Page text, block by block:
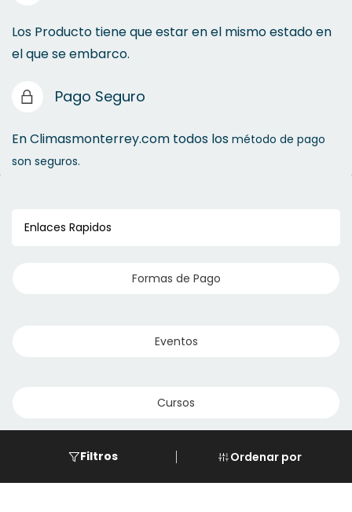
Ordenar por
Filtros
Los Producto tiene que estar en el mismo estado en
el que se embarco.
Pago Seguro
En Climasmonterrey.com todos los método de pago
son seguros.
Enlaces Rapidos
Formas de Pago
Eventos
Cursos
Descarga de REPSE